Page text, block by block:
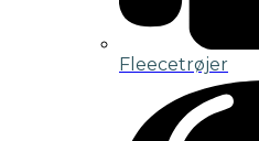
Fleecetrøjer